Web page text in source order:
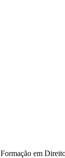
Formação em